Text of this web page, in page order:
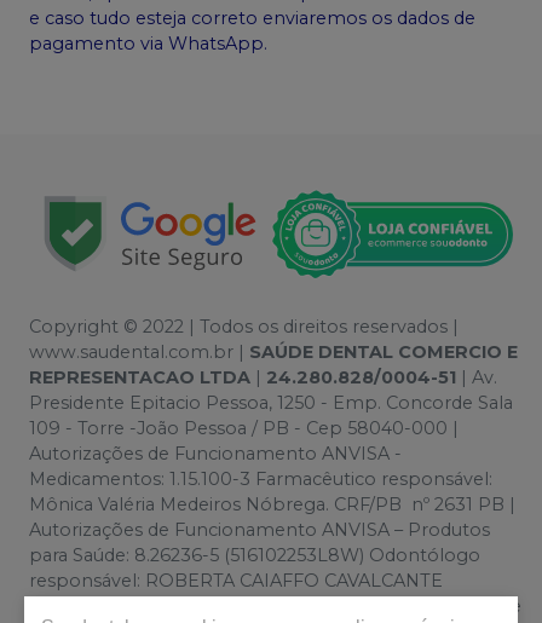
e caso tudo esteja correto enviaremos os dados de
pagamento via WhatsApp.
Copyright © 2022 | Todos os direitos reservados |
www.saudental.com.br | SAÚDE DENTAL COMERCIO E
REPRESENTACAO LTDA | 24.280.828/0004-51 | Av.
Presidente Epitacio Pessoa, 1250 - Emp. Concorde Sala
109 - Torre -João Pessoa / PB - Cep 58040-000 |
Autorizações de Funcionamento ANVISA -
Medicamentos: 1.15.100-3 Farmacêutico responsável:
Mônica Valéria Medeiros Nóbrega. CRF/PB nº 2631 PB |
Autorizações de Funcionamento ANVISA – Produtos
para Saúde: 8.26236-5 (516102253L8W) Odontólogo
responsável: ROBERTA CAIAFFO CAVALCANTE
ANDRADE. CRO/PB 2368 PB | Política de Privacidade e